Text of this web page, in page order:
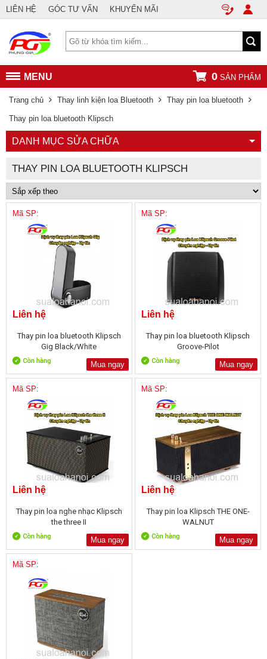
LIÊN HỆ GÓC TƯ VẤN KHUYẾN MÃI
MENU 0 SẢN PHẨM
Trang chủ Thay linh kiện loa Bluetooth Thay pin loa bluetooth
Thay pin loa bluetooth Klipsch
DANH MỤC SỬA CHỮA
THAY PIN LOA BLUETOOTH KLIPSCH
Mã SP:
Liên hệ
Thay pin loa bluetooth Klipsch
Gig Black/White
Mua ngay
Mã SP:
Liên hệ
Thay pin loa bluetooth Klipsch
Groove-Pilot
Mua ngay
Mã SP:
Liên hệ
Thay pin loa nghe nhạc Klipsch
the three II
Mua ngay
Mã SP:
Liên hệ
Thay pin loa Klipsch THE ONE-
WALNUT
Mua ngay
Mã SP: